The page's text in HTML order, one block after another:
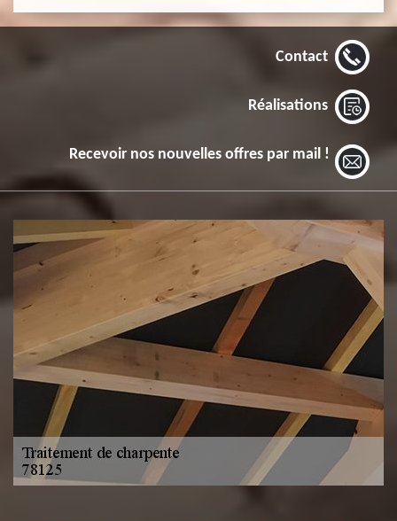
Contact
Réalisations
Recevoir nos nouvelles offres par mail !